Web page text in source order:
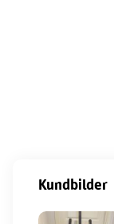
Kundbilder